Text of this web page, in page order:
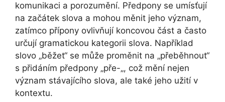
komunikaci a porozumění. Předpony se umísťují
na začátek slova a mohou měnit jeho význam,
zatímco přípony ovlivňují koncovou část a často
určují gramatickou kategorii slova. Například
slovo „běžet“ se může proměnit na „přeběhnout“
s přidáním předpony „pře-„, což mění nejen
význam stávajícího slova, ale také jeho užití v
kontextu.